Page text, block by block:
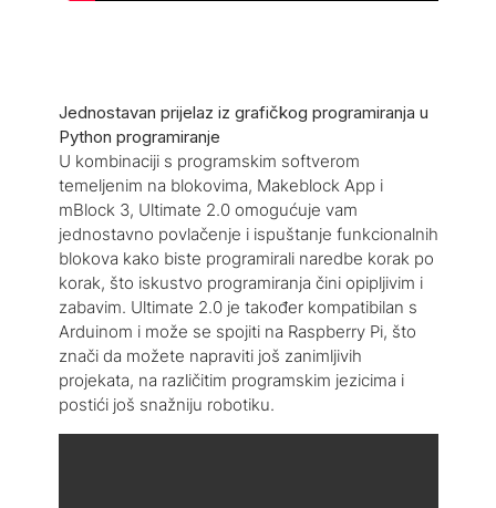
Jednostavan prijelaz iz grafičkog programiranja u
Python programiranje
U kombinaciji s programskim softverom
temeljenim na blokovima, Makeblock App i
mBlock 3, Ultimate 2.0 omogućuje vam
jednostavno povlačenje i ispuštanje funkcionalnih
blokova kako biste programirali naredbe korak po
korak, što iskustvo programiranja čini opipljivim i
zabavim. Ultimate 2.0 je također kompatibilan s
Arduinom i može se spojiti na Raspberry Pi, što
znači da možete napraviti još zanimljivih
projekata, na različitim programskim jezicima i
postići još snažniju robotiku.